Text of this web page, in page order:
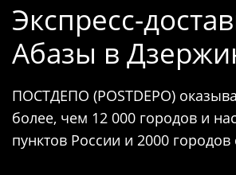
Экспресс-
Абазы в
ПОСТДЕПО (POSTDEPO)
более, чем 12 000 городов и
пунктов России и 2000 городов